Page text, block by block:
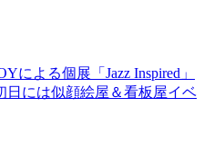
よる個展「Jazz Inspired」
日には似顔絵屋＆看板屋イベ